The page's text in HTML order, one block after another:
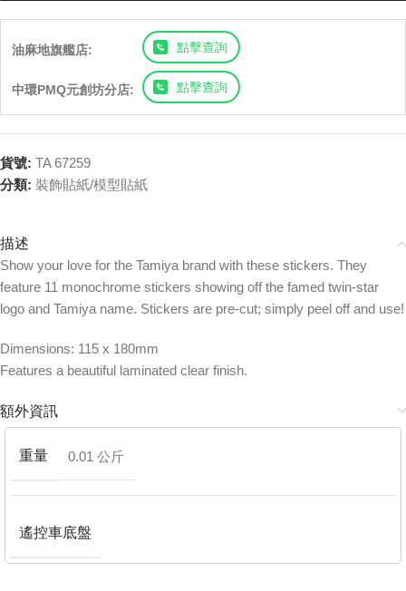
油麻地旗艦店: 點擊查詢
中環PMQ元創坊分店: 點擊查詢
貨號: TA 67259
分類: 裝飾貼紙/模型貼紙
描述
Show your love for the Tamiya brand with these stickers. They
feature 11 monochrome stickers showing off the famed twin-star
logo and Tamiya name. Stickers are pre-cut; simply peel off and use!
Dimensions: 115 x 180mm
Features a beautiful laminated clear finish.
額外資訊
重量 0.01 公斤
遙控車底盤